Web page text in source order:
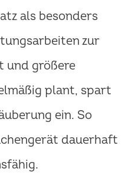
als besonders
zur
und größere
plant, spart
ein. So
dauerhaft